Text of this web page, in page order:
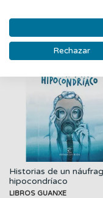
Historias de un
hipocondríaco
LIBROS GUANXE
Rechazar